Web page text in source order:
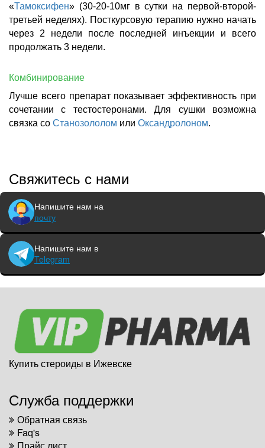
«Тамоксифен» (30-20-10мг в сутки на первой-второй-
третьей неделях). Посткурсовую терапию нужно начать
через 2 недели после последней инъекции и всего
продолжать 3 недели.
Комбинирование
Лучше всего препарат показывает эффективность при
сочетании с тестостеронами. Для сушки возможна
связка со Станозололом или Оксандролоном.
Свяжитесь с нами
Напишите нам на
почту
Напишите нам в
Telegram
Купить стероиды в Ижевске
Служба поддержки
Обратная связь
Faq's
Прайс лист